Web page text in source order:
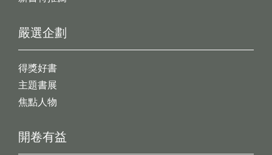
開卷有益
嚴選企劃
得獎好書
主題書展
焦點人物